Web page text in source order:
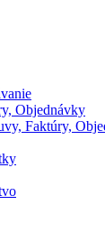
Objednávky
Faktúry,